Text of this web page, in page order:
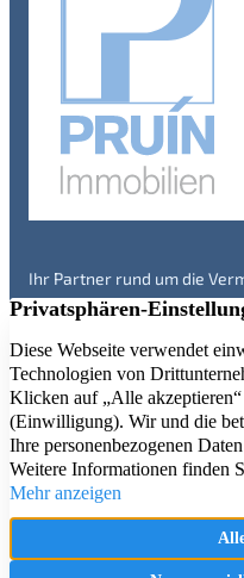
Ihr Partner rund um die
von Immobilien in
Immobilienangebote
Aktuelle Referenzen
Immobilienbewertung